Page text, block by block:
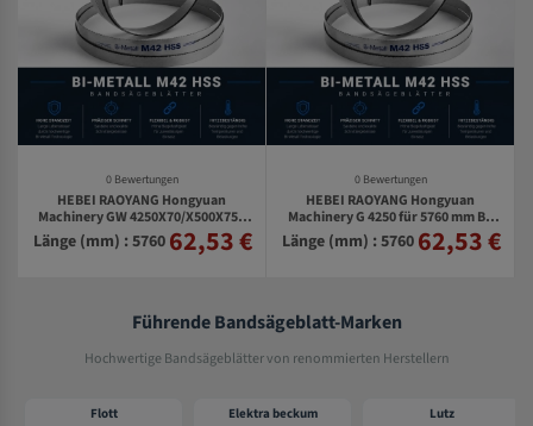
0 Bewertungen
HEBEI RAOYANG Hongyuan
Machinery GW 4250X70/X500X750
für 5760 mm Bi-Metall
Bandsägeblätter
Länge (mm) : 5760 62,53 €
0 Bewertungen
HEBEI RAOYANG Hongyuan
Machinery G 4250 für 5760 mm Bi-
Metall Bandsägeblätter
Länge (mm) : 5760 62,53 €
Führende Bandsägeblatt-Marken
Hochwertige Bandsägeblätter von renommierten Herstellern
Flott Elektra beckum Lutz